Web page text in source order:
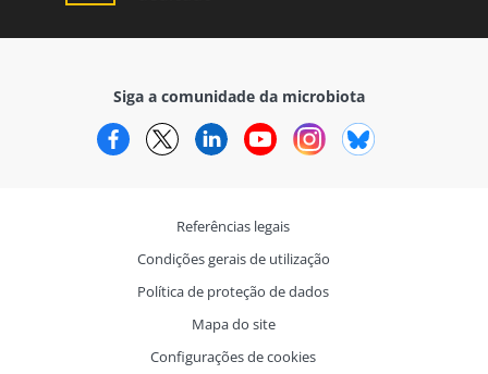
Siga a comunidade da microbiota
FacebookTwitterLinkedInYouTubeInstagram
Referências legais
Condições gerais de utilização
Política de proteção de dados
Mapa do site
Configurações de cookies